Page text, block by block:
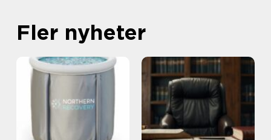
Fler nyheter